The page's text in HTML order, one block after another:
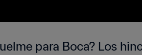
para Boca? Los